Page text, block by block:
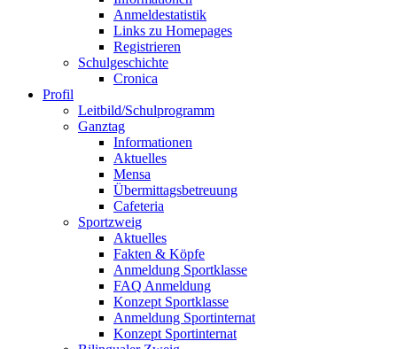
Anmeldestatistik
Links zu Homepages
Registrieren
Schulgeschichte
Cronica
Profil
Leitbild/Schulprogramm
Ganztag
Informationen
Aktuelles
Mensa
Übermittagsbetreuung
Cafeteria
Sportzweig
Aktuelles
Fakten & Köpfe
Anmeldung Sportklasse
FAQ Anmeldung
Konzept Sportklasse
Anmeldung Sportinternat
Konzept Sportinternat